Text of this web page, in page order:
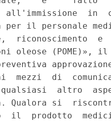
all'immissione  in
per il personale
riconoscimento  e
oleose
mezzi  di
altro
Qualora si
il  prodotto